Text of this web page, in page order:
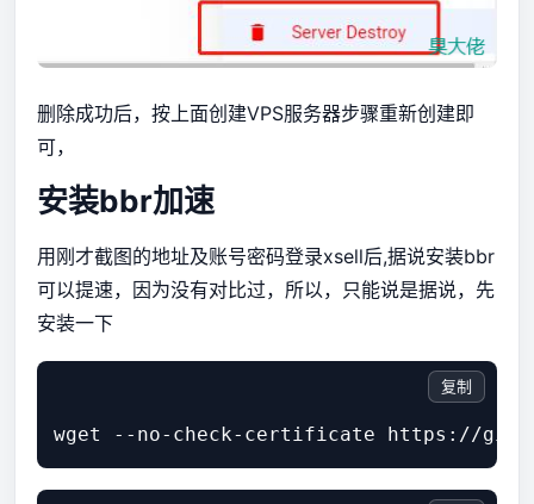
删除成功后，按上面创建VPS服务器步骤重新创建即
可，
安装bbr加速
用刚才截图的地址及账号密码登录xsell后,据说安装bbr
可以提速，因为没有对比过，所以，只能说是据说，先
安装一下
复制